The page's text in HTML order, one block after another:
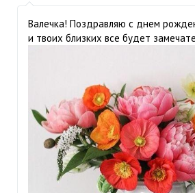
Валечка! Поздравляю с днем
и твоих близких все будет